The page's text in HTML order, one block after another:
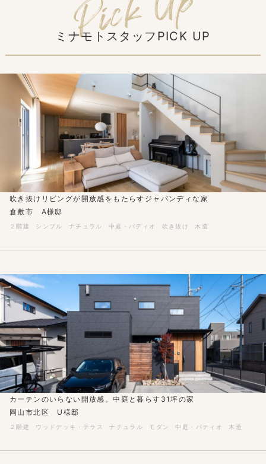
ミナモトスタッフPICK UP
２階建 シンプル ナチュラル 中庭・パティオ 吹き抜け 木造
吹き抜けリビングが開放感をもたらすジャパンディな家
倉敷市 A様邸
２階建 ウッドデッキ・テラス ナチュラル モダン 中庭・パティオ 木造
カーテンのいらない開放感。中庭と暮らす31坪の家
岡山市北区 U様邸